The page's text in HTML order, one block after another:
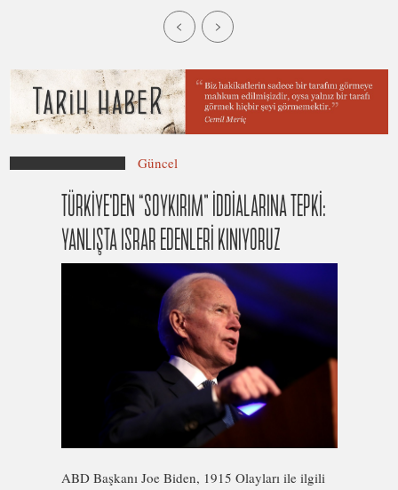
Güncel
TÜRKİYE’DEN “SOYKIRIM” İDDİALARINA TEPKİ:
YANLIŞTA ISRAR EDENLERİ KINIYORUZ
ABD Başkanı Joe Biden, 1915 Olayları ile ilgili